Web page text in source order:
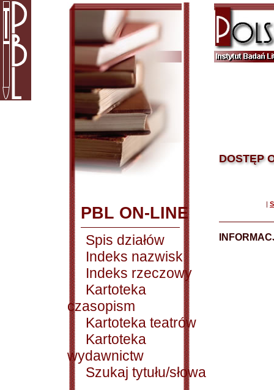
PBL ON-LINE
Spis działów
Indeks nazwisk
Indeks rzeczowy
Kartoteka
czasopism
Kartoteka teatrów
Kartoteka
wydawnictw
Szukaj tytułu/słowa
DOSTĘP
|